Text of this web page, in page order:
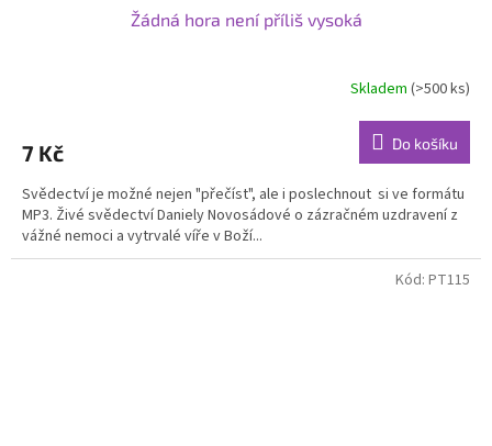
Žádná hora není příliš vysoká
Skladem (>500 ks)
7 Kč Do košíku
Svědectví je možné nejen "přečíst", ale i poslechnout si ve formátu
MP3. Živé svědectví Daniely Novosádové o zázračném uzdravení z
vážné nemoci a vytrvalé víře v Boží...
Kód: PT115